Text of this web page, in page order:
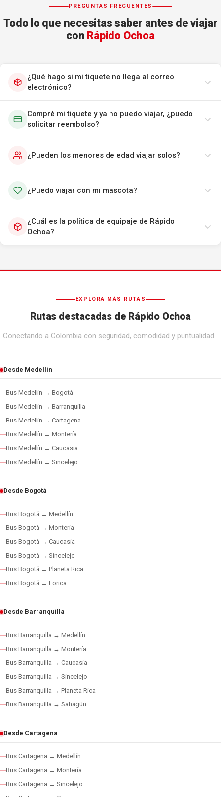
PREGUNTAS FRECUENTES
Todo lo que necesitas saber antes de viajar
con Rápido Ochoa
¿Qué hago si mi tiquete no llega al correo
electrónico?
Compré mi tiquete y ya no puedo viajar, ¿puedo
solicitar reembolso?
¿Pueden los menores de edad viajar solos?
¿Puedo viajar con mi mascota?
¿Cuál es la política de equipaje de Rápido
Ochoa?
EXPLORA MÁS RUTAS
Rutas destacadas de Rápido Ochoa
Conectando a Colombia con seguridad, comodidad y puntualidad
Desde Medellín
Bus Medellín → Bogotá
Bus Medellín → Barranquilla
Bus Medellín → Cartagena
Bus Medellín → Montería
Bus Medellín → Caucasia
Bus Medellín → Sincelejo
Desde Bogotá
Bus Bogotá → Medellín
Bus Bogotá → Montería
Bus Bogotá → Caucasia
Bus Bogotá → Sincelejo
Bus Bogotá → Planeta Rica
Bus Bogotá → Lorica
Desde Barranquilla
Bus Barranquilla → Medellín
Bus Barranquilla → Montería
Bus Barranquilla → Caucasia
Bus Barranquilla → Sincelejo
Bus Barranquilla → Planeta Rica
Bus Barranquilla → Sahagún
Desde Cartagena
Bus Cartagena → Medellín
Bus Cartagena → Montería
Bus Cartagena → Sincelejo